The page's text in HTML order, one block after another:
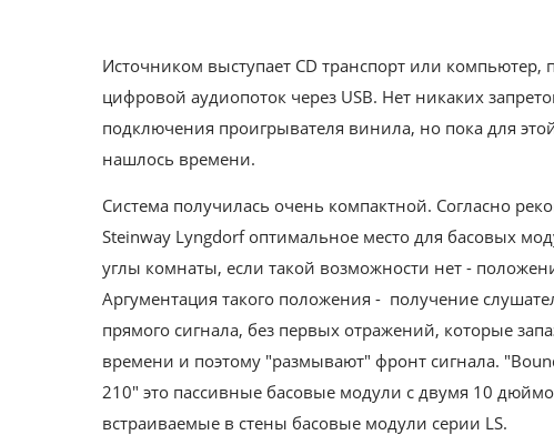
Источником выступает CD транспорт или
цифровой аудиопоток через USB. Нет никаких
подключения проигрывателя винила, но пока для
нашлось времени.
Система получилась очень компактной. Согласно
Steinway Lyngdorf оптимальное место для басовых
углы комнаты, если такой возможности нет -
Аргументация такого положения - получение
прямого сигнала, без первых отражений, которые
времени и поэтому "размывают" фронт сигнала.
210" это пассивные басовые модули с двумя 10
встраиваемые в стены басовые модули серии LS.